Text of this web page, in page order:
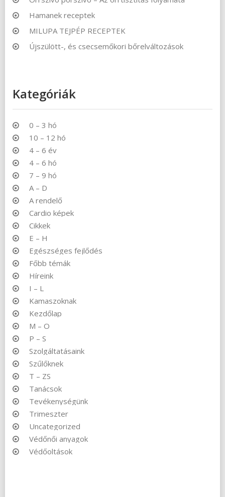
Hamanek receptek
MILUPA TEJPÉP RECEPTEK
Újszülött-, és csecsemőkori bőrelváltozások
Kategóriák
0 – 3 hó
10 – 12 hó
4 – 6 év
4 – 6 hó
7 – 9 hó
A – D
A rendelő
Cardio képek
Cikkek
E – H
Egészséges fejlődés
Főbb témák
Híreink
I – L
Kamaszoknak
Kezdőlap
M – O
P – S
Szolgáltatásaink
Szűlőknek
T – ZS
Tanácsok
Tevékenységünk
Trimeszter
Uncategorized
Védőnői anyagok
Védőoltások